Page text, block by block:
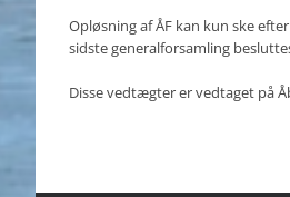
Opløsning af ÅF kan kun ske
sidste generalforsamling
Disse vedtægter er vedtaget på